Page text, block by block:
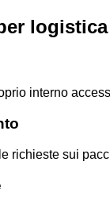
interno
richieste sui